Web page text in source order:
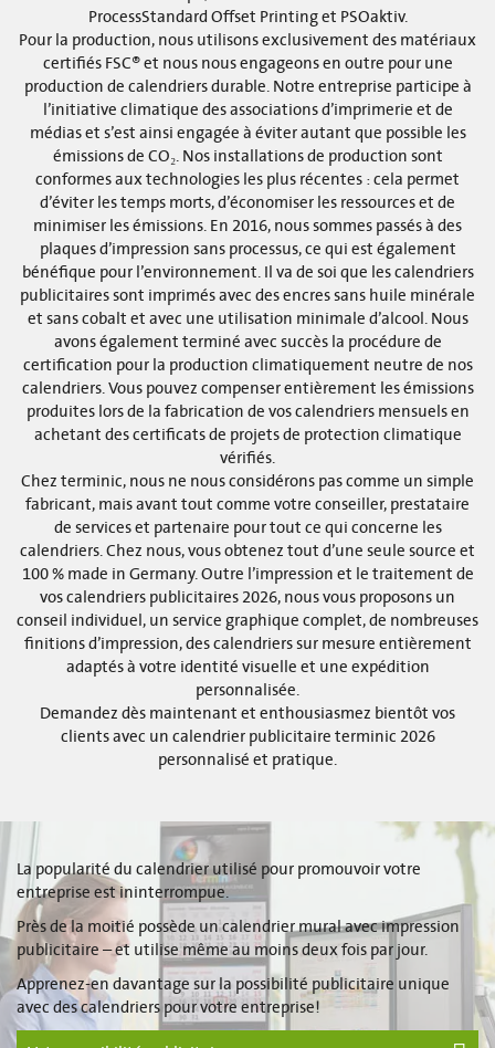
ProcessStandard Offset Printing et PSOaktiv.
Pour la production, nous utilisons exclusivement des matériaux
certifiés FSC® et nous nous engageons en outre pour une
production de calendriers durable. Notre entreprise participe à
l’initiative climatique des associations d’imprimerie et de
médias et s’est ainsi engagée à éviter autant que possible les
émissions de CO₂. Nos installations de production sont
conformes aux technologies les plus récentes : cela permet
d’éviter les temps morts, d’économiser les ressources et de
minimiser les émissions. En 2016, nous sommes passés à des
plaques d’impression sans processus, ce qui est également
bénéfique pour l’environnement. Il va de soi que les calendriers
publicitaires sont imprimés avec des encres sans huile minérale
et sans cobalt et avec une utilisation minimale d’alcool. Nous
avons également terminé avec succès la procédure de
certification pour la production climatiquement neutre de nos
calendriers. Vous pouvez compenser entièrement les émissions
produites lors de la fabrication de vos calendriers mensuels en
achetant des certificats de projets de protection climatique
vérifiés.
Chez terminic, nous ne nous considérons pas comme un simple
fabricant, mais avant tout comme votre conseiller, prestataire
de services et partenaire pour tout ce qui concerne les
calendriers. Chez nous, vous obtenez tout d’une seule source et
100 % made in Germany. Outre l’impression et le traitement de
vos calendriers publicitaires 2026, nous vous proposons un
conseil individuel, un service graphique complet, de nombreuses
finitions d’impression, des calendriers sur mesure entièrement
adaptés à votre identité visuelle et une expédition
personnalisée.
Demandez dès maintenant et enthousiasmez bientôt vos
clients avec un calendrier publicitaire terminic 2026
personnalisé et pratique.
La popularité du calendrier utilisé pour promouvoir votre
entreprise est ininterrompue.
Près de la moitié possède un calendrier mural avec impression
publicitaire – et utilise même au moins deux fois par jour.
Apprenez-en davantage sur la possibilité publicitaire unique
avec des calendriers pour votre entreprise!